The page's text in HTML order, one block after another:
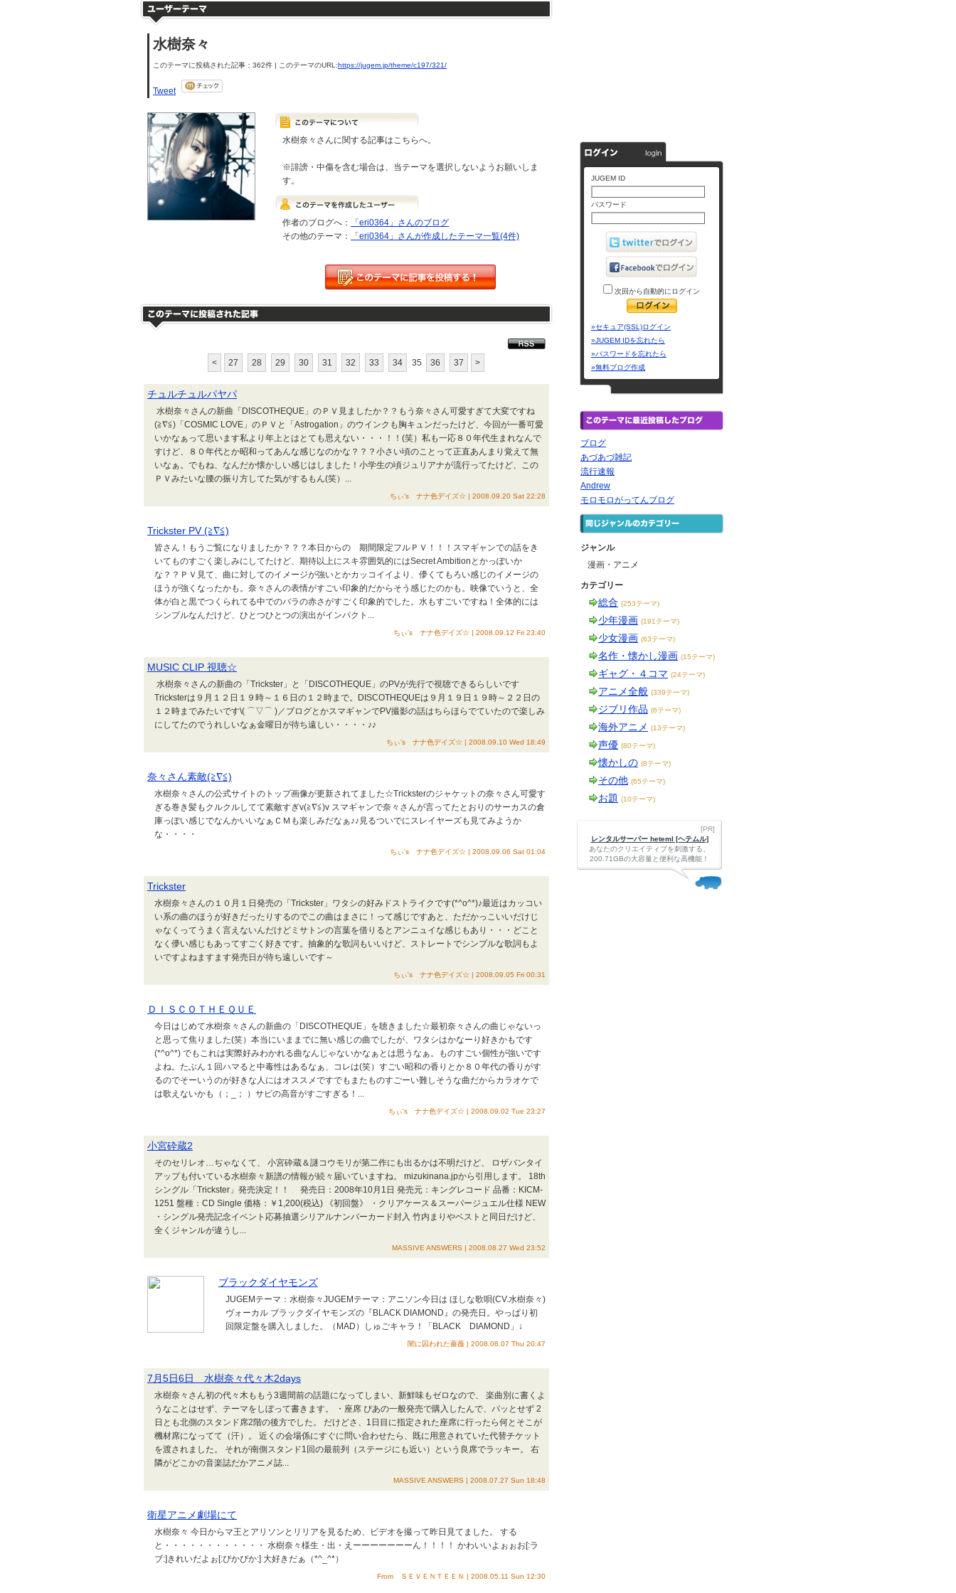
水樹奈々
このテーマに投稿された記事：362件 | このテーマのURL:https://jugem.jp/theme/c197/321/
Tweet
水樹奈々さんに関する記事はこちらへ。
※誹謗・中傷を含む場合は、当テーマを選択しないようお願いしま
す。
作者のブログへ：
「eri0364」さんのブログ
その他のテーマ：
「eri0364」さんが作成したテーマ一覧(4件)
< 27 28 29 30 31 32 33 34 35 36 37 >
チュルチュルパヤパ
水樹奈々さんの新曲「DISCOTHEQUE」のＰＶ見ましたか？？もう奈々さん可愛すぎて大変ですね
(≧∇≦)「COSMIC LOVE」のＰＶと「Astrogation」のウインクも胸キュンだったけど、今回が一番可愛
いかなぁって思います私より年上とはとても思えない・・・！！(笑）私も一応８０年代生まれなんで
すけど、８０年代とか昭和ってあんな感じなのかな？？？小さい頃のことって正直あんまり覚えて無
いなぁ。でもね、なんだか懐かしい感じはしました！小学生の頃ジュリアナが流行ってたけど、この
ＰＶみたいな腰の振り方してた気がするもん(笑）...
ちぃ's ナナ色デイズ☆ | 2008.09.20 Sat 22:28
Trickster PV (≧∇≦)
皆さん！もうご覧になりましたか？？？本日からの 期間限定フルＰＶ！！！スマギャンでの話をき
いてものすごく楽しみにしてたけど、期待以上にスキ雰囲気的にはSecret Ambitionとかっぽいか
な？？ＰＶ見て、曲に対してのイメージが強いとかカッコイイより、儚くてもろい感じのイメージの
ほうが強くなったかも。奈々さんの表情がすごい印象的だからそう感じたのかも。映像でいうと、全
体が白と黒でつくられてる中でのバラの赤さがすごく印象的でした。水もすごいですね！全体的には
シンプルなんだけど、ひとつひとつの演出がインパクト...
ちぃ's ナナ色デイズ☆ | 2008.09.12 Fri 23:40
MUSIC CLIP 視聴☆
水樹奈々さんの新曲の「Trickster」と「DISCOTHEQUE」のPVが先行で視聴できるらしいです
Tricksterは９月１２日１９時～１６日の１２時まで。DISCOTHEQUEは９月１９日１９時～２２日の
１２時までみたいです\( ⌒▽⌒ )／ブログとかスマギャンでPV撮影の話はちらほらでていたので楽しみ
にしてたのでうれしいなぁ金曜日が待ち遠しい・・・・♪♪
ちぃ's ナナ色デイズ☆ | 2008.09.10 Wed 18:49
奈々さん素敵(≧∇≦)
水樹奈々さんの公式サイトのトップ画像が更新されてました☆Tricksterのジャケットの奈々さん可愛す
ぎる巻き髪もクルクルしてて素敵すぎv(≧∇≦)v スマギャンで奈々さんが言ってたとおりのサーカスの倉
庫っぽい感じでなんかいいなぁＣＭも楽しみだなぁ♪♪見るついでにスレイヤーズも見てみようか
な・・・・
ちぃ's ナナ色デイズ☆ | 2008.09.06 Sat 01:04
Trickster
水樹奈々さんの１０月１日発売の「Trickster」ワタシの好みドストライクです(*^o^*)♪最近はカッコい
い系の曲のほうが好きだったりするのでこの曲はまさに！って感じですあと、ただかっこいいだけじ
ゃなくってうまく言えないんだけどミサトンの言葉を借りるとアンニュイな感じもあり・・・どこと
なく儚い感じもあってすごく好きです。抽象的な歌詞もいいけど、ストレートでシンプルな歌詞もよ
いですよねますます発売日が待ち遠しいです～
ちぃ's ナナ色デイズ☆ | 2008.09.05 Fri 00:31
ＤＩＳＣＯＴＨＥＱＵＥ
今日はじめて水樹奈々さんの新曲の「DISCOTHEQUE」を聴きました☆最初奈々さんの曲じゃないっ
と思って焦りました(笑）本当にいままでに無い感じの曲でしたが、ワタシはかなーり好きかもです
(*^o^*) でもこれは実際好みわかれる曲なんじゃないかなぁとは思うなぁ。ものすごい個性が強いです
よね。たぶん１回ハマると中毒性はあるなぁ、コレは(笑）すごい昭和の香りとか８０年代の香りがす
るのでそーいうのが好きな人にはオススメですでもまたものすごーい難しそうな曲だからカラオケで
は歌えないかも（；_； ）サビの高音がすごすぎる！...
ちぃ's ナナ色デイズ☆ | 2008.09.02 Tue 23:27
小宮砕蔵2
そのセリレオ…ぢゃなくて、 小宮砕蔵＆謎コウモリが第二作にも出るかは不明だけど、 ロザバンタイ
アップも付いている水樹奈々新譜の情報が続々届いていますね。 mizukinana.jpから引用します。 18th
シングル「Trickster」発売決定！！ 発売日：2008年10月1日 発売元：キングレコード 品番：KICM-
1251 盤種：CD Single 価格：￥1,200(税込) 《初回盤》 ・クリアケース＆スーパージュエル仕様 NEW
・シングル発売記念イベント応募抽選シリアルナンバーカード封入 竹内まりやベストと同日だけど、
全くジャンルが違うし...
MASSIVE ANSWERS | 2008.08.27 Wed 23:52
ブラックダイヤモンズ
JUGEMテーマ：水樹奈々JUGEMテーマ：アニソン今日は ほしな歌唄(CV.水樹奈々)
ヴォーカル ブラックダイヤモンズの『BLACK DIAMOND』の発売日。やっぱり初
回限定盤を購入しました。（MAD）しゅごキャラ！「BLACK DIAMOND」↓
闇に囚われた薔薇 | 2008.08.07 Thu 20:47
7月5日6日 水樹奈々代々木2days
水樹奈々さん初の代々木ももう3週間前の話題になってしまい、新鮮味もゼロなので、 楽曲別に書くよ
うなことはせず、テーマをしぼって書きます。 ・座席 ぴあの一般発売で購入したんで、パッとせず 2
日とも北側のスタンド席2階の後方でした。 だけどさ、1日目に指定された座席に行ったら何とそこが
機材席になってて（汗）。 近くの会場係にすぐに問い合わせたら、既に用意されていた代替チケット
を渡されました。 それが南側スタンド1回の最前列（ステージにも近い）という良席でラッキー。 右
隣がどこかの音楽誌だかアニメ誌...
MASSIVE ANSWERS | 2008.07.27 Sun 18:48
衛星アニメ劇場にて
水樹奈々 今日からマ王とアリソンとリリアを見るため、ビデオを撮って昨日見てました。 する
と・・・・・・・・・・・・ 水樹奈々様生・出・えーーーーーーーん！！！！ かわいいよぉぉお[:ラ
ブ:]きれいだよぉ[:ぴかぴか:] 大好きだぁ（*^_^*）
From ＳＥＶＥＮＴＥＥＮ | 2008.05.11 Sun 12:30
JUGEM ID
パスワード
次回から自動的にログイン
»セキュア(SSL)ログイン
»JUGEM IDを忘れたら
»パスワードを忘れたら
»無料ブログ作成
ブログ
あづあづ雑記
流行速報
Andrew
モロモロがってんブログ
ジャンル
漫画・アニメ
カテゴリー
総合 (253テーマ)
少年漫画 (191テーマ)
少女漫画 (63テーマ)
名作・懐かし漫画 (15テーマ)
ギャグ・４コマ (24テーマ)
アニメ全般 (339テーマ)
ジブリ作品 (6テーマ)
海外アニメ (13テーマ)
声優 (80テーマ)
懐かしの (8テーマ)
その他 (65テーマ)
お題 (10テーマ)
[PR]
レンタルサーバー heteml [ヘテムル]
あなたのクリエイティブを刺激する、
200.71GBの大容量と便利な高機能！